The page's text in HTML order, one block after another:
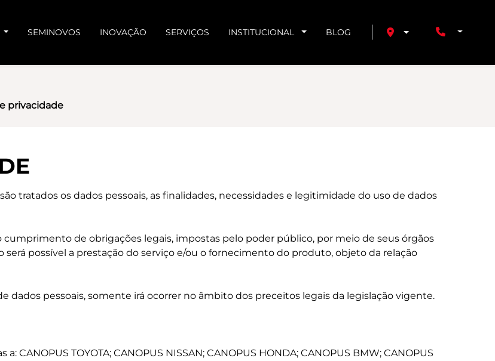
SEMINOVOS INOVAÇÃO SERVIÇOS INSTITUCIONAL BLOG
privacidade
tratados os dados pessoais, as finalidades, necessidades e legitimidade do uso de dados
cumprimento de obrigações legais, impostas pelo poder público, por meio de seus órgãos
será possível a prestação do serviço e/ou o fornecimento do produto, objeto da relação
pessoais, somente irá ocorrer no âmbito dos preceitos legais da legislação vigente.
TOYOTA; CANOPUS NISSAN; CANOPUS HONDA; CANOPUS BMW; CANOPUS